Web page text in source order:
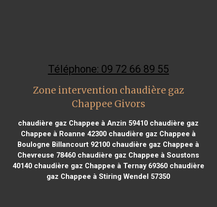
Téléphone: 09 72 66 89 55
Zone intervention chaudière gaz
Chappee Givors
chaudière gaz Chappee à Anzin 59410 chaudière gaz
Chappee à Roanne 42300 chaudière gaz Chappee à
Boulogne Billancourt 92100 chaudière gaz Chappee à
Chevreuse 78460 chaudière gaz Chappee à Soustons
40140chaudière gaz Chappee à Ternay 69360chaudière
gaz Chappee à Stiring Wendel 57350